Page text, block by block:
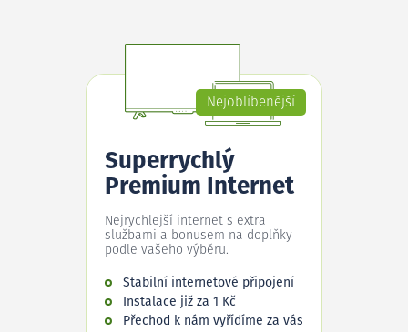
Nejoblíbenější
Superrychlý
Premium Internet
Nejrychlejší internet s extra
službami a bonusem na doplňky
podle vašeho výběru.
Stabilní internetové připojení
Instalace již za 1 Kč
Přechod k nám vyřídíme za vás